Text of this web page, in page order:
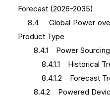
Forecast (2026-2035)
8.4 Global Power over
Product Type
8.4.1 Power Sourcing
8.4.1.1 Historical
8.4.1.2 Forecast
8.4.2 Powered